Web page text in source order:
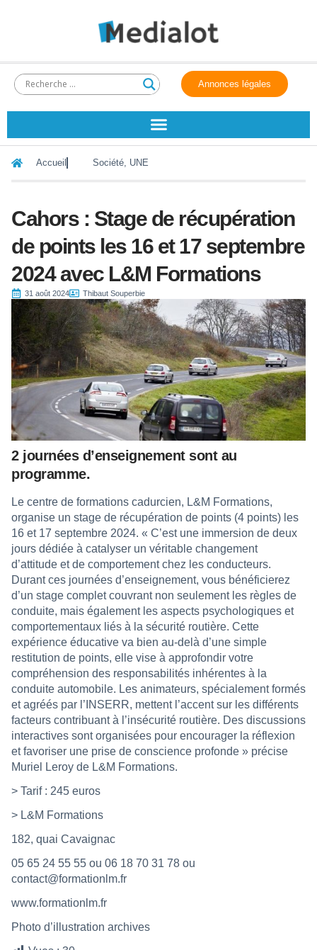
Annonces légales
Accueil Société, UNE
Cahors : Stage de récupération
de points les 16 et 17 septembre
2024 avec L&M Formations
31 août 2024 Thibaut Souperbie
2 journées d’enseignement sont au
programme.
Le centre de formations cadurcien, L&M Formations,
organise un stage de récupération de points (4 points) les
16 et 17 septembre 2024. « C’est une immersion de deux
jours dédiée à catalyser un véritable changement
d’attitude et de comportement chez les conducteurs.
Durant ces journées d’enseignement, vous bénéficierez
d’un stage complet couvrant non seulement les règles de
conduite, mais également les aspects psychologiques et
comportementaux liés à la sécurité routière. Cette
expérience éducative va bien au-delà d’une simple
restitution de points, elle vise à approfondir votre
compréhension des responsabilités inhérentes à la
conduite automobile. Les animateurs, spécialement formés
et agréés par l’INSERR, mettent l’accent sur les différents
facteurs contribuant à l’insécurité routière. Des discussions
interactives sont organisées pour encourager la réflexion
et favoriser une prise de conscience profonde » précise
Muriel Leroy de L&M Formations.
> Tarif : 245 euros
> L&M Formations
182, quai Cavaignac
05 65 24 55 55 ou 06 18 70 31 78 ou
contact@formationlm.fr
www.formationlm.fr
Photo d’illustration archives